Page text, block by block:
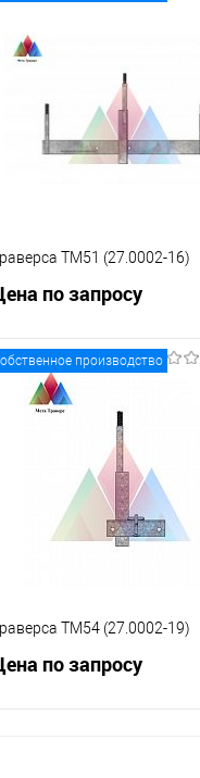
ТМ51 (27.0002-16)
по запросу
Запросить цену
В избранное
производство
ТМ54 (27.0002-19)
по запросу